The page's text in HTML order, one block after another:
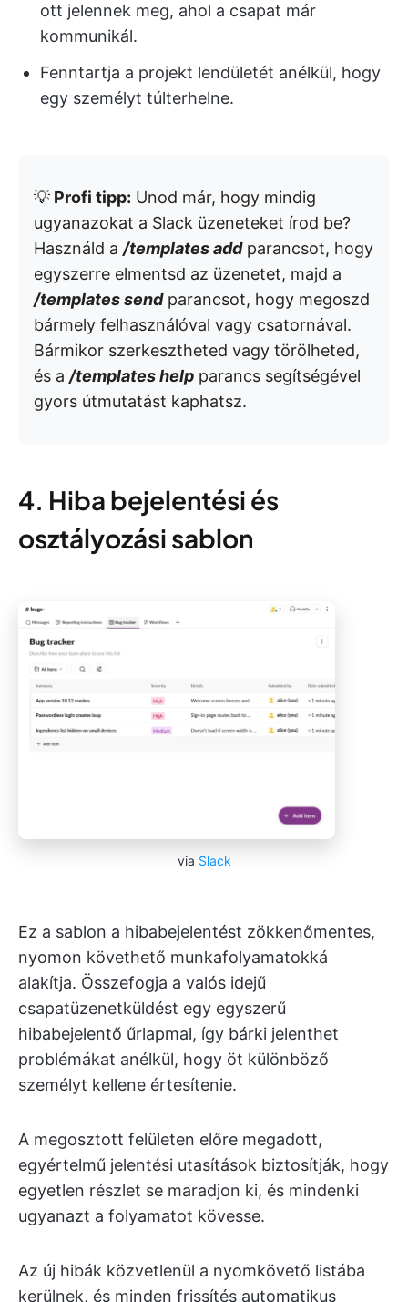
ott jelennek meg, ahol a csapat már
kommunikál.
Fenntartja a projekt lendületét anélkül, hogy
egy személyt túlterhelne.
💡 Profi tipp: Unod már, hogy mindig
ugyanazokat a Slack üzeneteket írod be?
Használd a /templates addparancsot, hogy
egyszerre elmentsd az üzenetet, majd a
/templates sendparancsot, hogy megoszd
bármely felhasználóval vagy csatornával.
Bármikor szerkesztheted vagy törölheted,
és a /templates help parancs segítségével
gyors útmutatást kaphatsz.
4. Hiba bejelentési és
osztályozási sablon
via Slack
Ez a sablon a hibabejelentést zökkenőmentes,
nyomon követhető munkafolyamatokká
alakítja. Összefogja a valós idejű
csapatüzenetküldést egy egyszerű
hibabejelentő űrlapmal, így bárki jelenthet
problémákat anélkül, hogy öt különböző
személyt kellene értesítenie.
A megosztott felületen előre megadott,
egyértelmű jelentési utasítások biztosítják, hogy
egyetlen részlet se maradjon ki, és mindenki
ugyanazt a folyamatot kövesse.
Az új hibák közvetlenül a nyomkövető listába
kerülnek, és minden frissítés automatikus